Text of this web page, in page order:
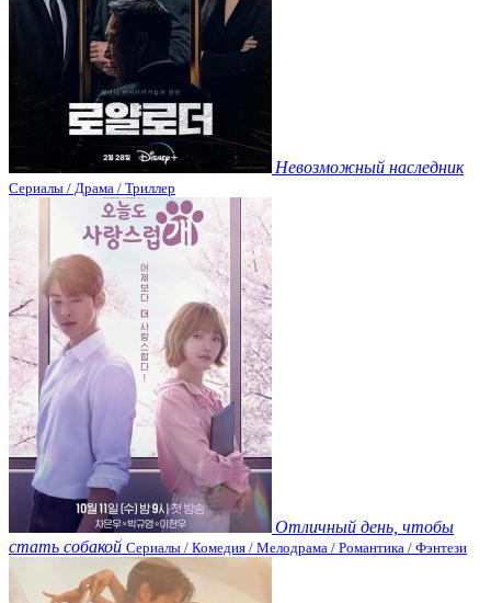
Невозможный наследник
Сериалы / Драма / Триллер
Отличный день, чтобы
стать собакой Сериалы / Комедия / Мелодрама / Романтика / Фэнтези